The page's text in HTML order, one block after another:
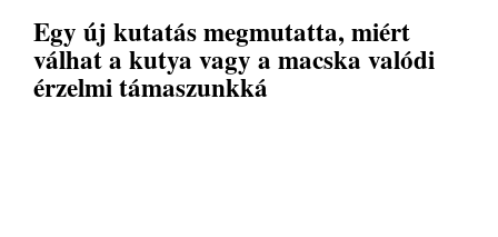
Egy új kutatás megmutatta, miért
válhat a kutya vagy a macska valódi
érzelmi támaszunkká